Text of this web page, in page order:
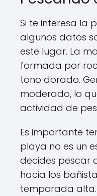
Si te interesa la
algunos datos
este lugar. La
formada por
tono dorado.
moderado, lo
actividad de
Es importante
playa no es un
decides pescar
hacia los
temporada